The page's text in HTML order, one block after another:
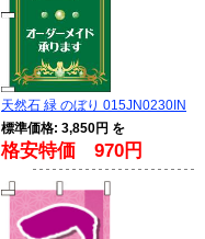
天然石 緑 のぼり 015JN0230IN
標準価格: 3,850円 を
格安特価 970円